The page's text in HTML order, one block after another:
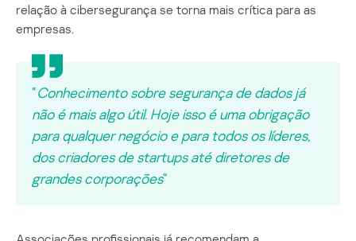
relação à cibersegurança se torna mais crítica para as
empresas.
“Conhecimento sobre segurança de dados já
não é mais algo útil. Hoje isso é uma obrigação
para qualquer negócio e para todos os líderes,
dos criadores de startups até diretores de
grandes corporações“